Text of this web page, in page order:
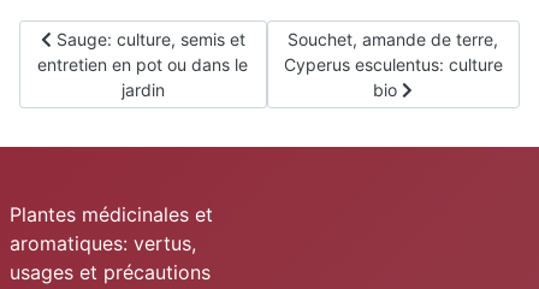
Article précédent : Sauge: culture, semis et entretien en pot ou
Sauge: culture, semis et
entretien en pot ou dans le
jardin
Article suivant : Souchet,
Souchet, amande de terre,
Cyperus esculentus: culture
bio
Plantes médicinales et
aromatiques: vertus,
usages et précautions